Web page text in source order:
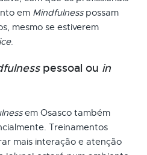
em Mindfulnesspossam
mesmo se estiverem
.
pessoal ou in
em Osasco também
Treinamentos
mais interação e atenção